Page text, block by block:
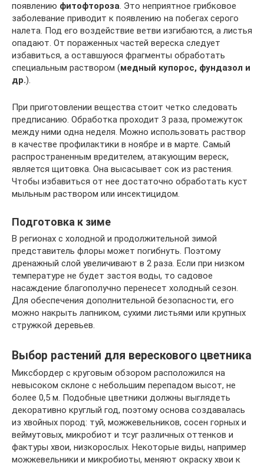
появлению фитофтороза. Это неприятное грибковое
заболевание приводит к появлению на побегах серого
налета. Под его воздействие ветви изгибаются, а листья
опадают. От пораженных частей вереска следует
избавиться, а оставшуюся фрагменты обработать
специальным раствором (медный купорос, фундазол и
др.).
При приготовлении вещества стоит четко следовать
предписанию. Обработка проходит 3 раза, промежуток
между ними одна неделя. Можно использовать раствор
в качестве профилактики в ноябре и в марте. Самый
распространенным вредителем, атакующим вереск,
является щитовка. Она высасывает сок из растения.
Чтобы избавиться от нее достаточно обработать куст
мыльным раствором или инсектицидом.
Подготовка к зиме
В регионах с холодной и продолжительной зимой
представитель флоры может погибнуть. Поэтому
дренажный слой увеличивают в 2 раза. Если при низком
температуре не будет застоя воды, то садовое
насаждение благополучно перенесет холодный сезон.
Для обеспечения дополнительной безопасности, его
можно накрыть лапником, сухими листьями или крупных
стружкой деревьев.
Выбор растений для верескового цветника
Миксбордер с круговым обзором расположился на
невысоком склоне с небольшим перепадом высот, не
более 0,5 м. Подобные цветники должны выглядеть
декоративно круглый год, поэтому основа создавалась
из хвойных пород: туй, можжевельников, сосен горных и
веймутовых, микробиот и тсуг различных оттенков и
фактуры хвои, низкорослых. Некоторые виды, например
можжевельники и микробиоты, меняют окраску хвои к